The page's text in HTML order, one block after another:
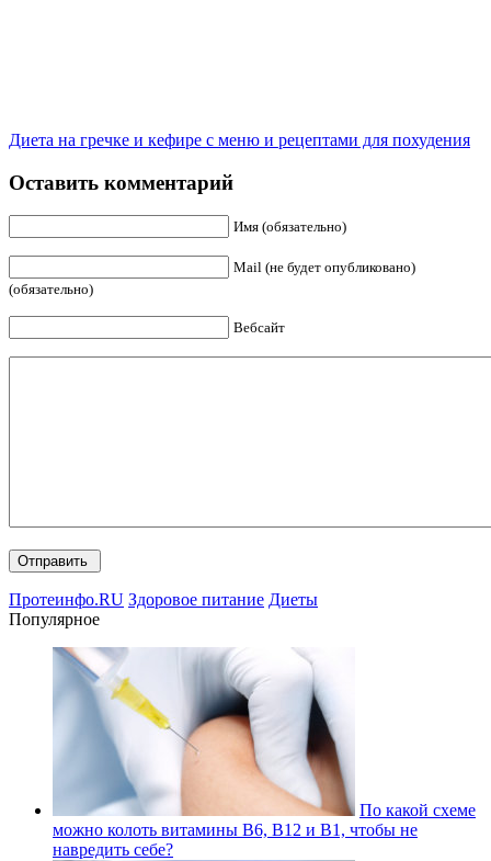
Диета на гречке и кефире с меню и рецептами для похудения
Оставить комментарий
Имя (обязательно)
Mail (не будет опубликовано)
(обязательно)
Вебсайт
Протеинфо.RU Здоровое питание Диеты
Популярное
По какой схеме
можно колоть витамины В6, В12 и В1, чтобы не
навредить себе?